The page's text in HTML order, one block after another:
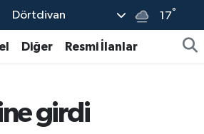
Dörtdivan 17°
Diğer Resmi İlanlar
girdi